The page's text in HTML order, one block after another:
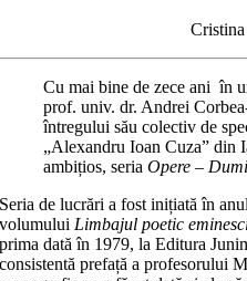
Cu mai bine de zece ani în
prof. univ. dr. Andrei
întregului său colectiv de
„Alexandru Ioan Cuza” din
ambițios, seria Opere –
Seria de lucrări a fost inițiată în
volumuluiLimbajul poetic
prima dată în 1979, la Editura
consistentă prefață a profesorului